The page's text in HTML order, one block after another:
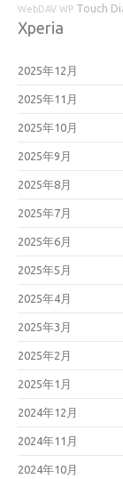
WebDAV WP Touch
Xperia
2025年12月
2025年11月
2025年10月
2025年9月
2025年8月
2025年7月
2025年6月
2025年5月
2025年4月
2025年3月
2025年2月
2025年1月
2024年12月
2024年11月
2024年10月